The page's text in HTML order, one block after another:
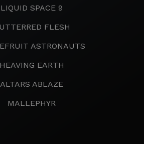
LIQUID SPACE 9
FLESH
ASTRONAUTS
HEAVING EARTH
ALTARS ABLAZE
MALLEPHYR